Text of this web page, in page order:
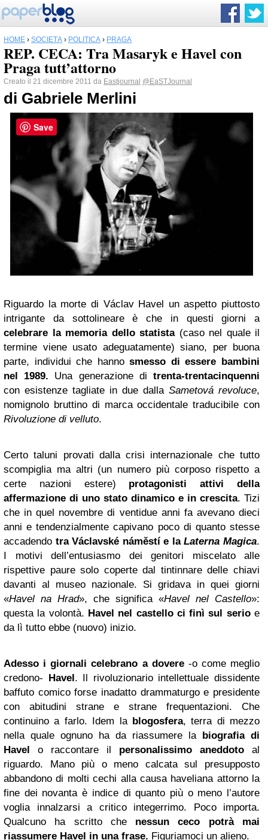
HOME › SOCIETÀ › POLITICA › PRAGA
REP. CECA: Tra Masaryk e Havel con
Praga tutt’attorno
Creato il 21 dicembre 2011 da Eastjournal @EaSTJournal
di Gabriele Merlini
Riguardo la morte di Václav Havel un aspetto piuttosto
intrigante da sottolineare è che in questi giorni a
celebrare la memoria dello statista(caso nel quale il
termine viene usato adeguatamente) siano, per buona
parte, individui che hannosmesso di essere bambini
nel 1989. Una generazione ditrenta-trentacinquenni
con esistenze tagliate in due dalla Sametová revoluce,
nomignolo bruttino di marca occidentale traducibile con
Rivoluzione di velluto.
Certo taluni provati dalla crisi internazionale che tutto
scompiglia ma altri (un numero più corposo rispetto a
certe nazioni estere) protagonisti attivi della
affermazione di uno stato dinamico e in crescita. Tizi
che in quel novembre di ventidue anni fa avevano dieci
anni e tendenzialmente capivano poco di quanto stesse
accadendo tra Václavské náměstí e laLaterna Magica.
I motivi dell’entusiasmo dei genitori miscelato alle
rispettive paure solo coperte dal tintinnare delle chiavi
davanti al museo nazionale. Si gridava in quei giorni
«Havel na Hrad», che significa «Havel nel Castello»:
questa la volontà. Havel nel castello ci finì sul serioe
da lì tutto ebbe (nuovo) inizio.
Adesso i giornali celebrano a dovere-o come meglio
credono- Havel. Il rivoluzionario intellettuale dissidente
baffuto comico forse inadatto drammaturgo e presidente
con abitudini strane e strane frequentazioni. Che
continuino a farlo. Idem la blogosfera, terra di mezzo
nella quale ognuno ha da riassumere la biografia di
Havel o raccontare il personalissimo aneddoto al
riguardo. Mano più o meno calcata sul presupposto
abbandono di molti cechi alla causa haveliana attorno la
fine dei novanta è indice di quanto più o meno l’autore
voglia innalzarsi a critico integerrimo. Poco importa.
Qualcuno ha scritto che nessun ceco potrà mai
riassumere Havel in una frase. Figuriamoci un alieno.
Save